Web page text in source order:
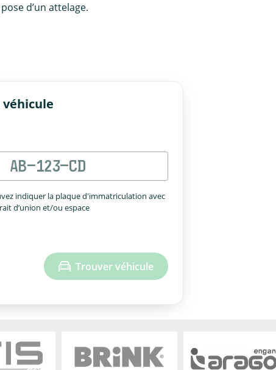
d’un attelage.
indiquer la plaque d'immatriculation avec
d’union et/ou espace
Trouver véhicule